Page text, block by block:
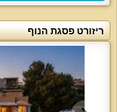
ריזורט פסגת הנוף